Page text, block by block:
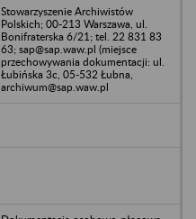
Stowarzyszenie Archiwistów
Polskich; 00-213 Warszawa, ul.
Bonifraterska 6/21; tel. 22 831 83
63; sap@sap.waw.pl (miejsce
przechowywania dokumentacji: ul.
Łubińska 3c, 05-532 Łubna,
archiwum@sap.waw.pl